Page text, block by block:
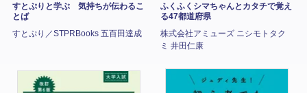
すとぷりと学ぶ 気持ちが伝わるこ
とば
すとぷり／STPRBooks 五百田達成
ふくふくシマちゃんとカタチで覚え
る47都道府県
株式会社アミューズ ニシモトタク
ミ 井田仁康